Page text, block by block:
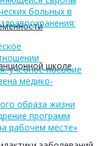
школе
больных в
учебное пособие
медико-
образа жизни
программ
рабочем месте»